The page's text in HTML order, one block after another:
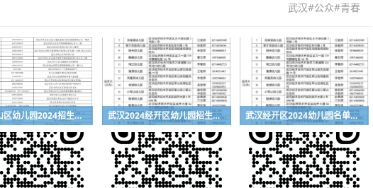
武汉#公众#青春
武汉洪山区幼儿园2024招生入园服务电话一览表 武汉2024经开区幼儿园招生入园指南 武汉经开区2024幼儿园名单及联系方式一览表